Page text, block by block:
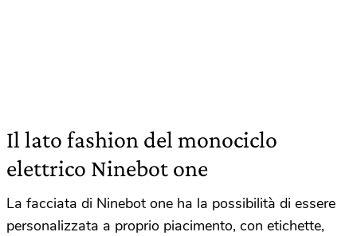
Il lato fashion del monociclo
elettrico Ninebot one
La facciata di Ninebot one ha la possibilità di essere
personalizzata a proprio piacimento, con etichette,